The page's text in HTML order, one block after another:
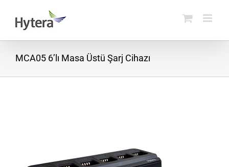
content
MCA05 6’lı Masa Üstü Şarj Cihazı